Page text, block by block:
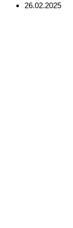
26.02.2025